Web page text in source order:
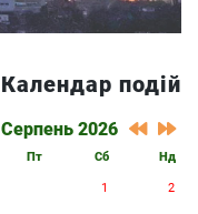
Календар подій
Серпень 2026
Пт Сб Нд
1 2